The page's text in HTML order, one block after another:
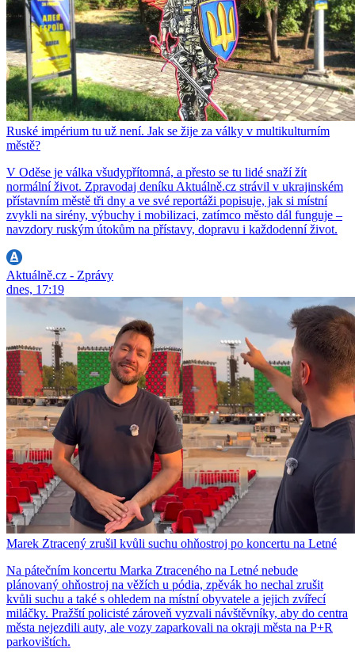
Ruské impérium tu už není. Jak se žije za války v multikulturním
městě?
V Oděse je válka všudypřítomná, a přesto se tu lidé snaží žít
normální život. Zpravodaj deníku Aktuálně.cz strávil v ukrajinském
přístavním městě tři dny a ve své reportáži popisuje, jak si místní
zvykli na sirény, výbuchy i mobilizaci, zatímco město dál funguje –
navzdory ruským útokům na přístavy, dopravu i každodenní život.
Aktuálně.cz - Zprávy
dnes, 17:19
Marek Ztracený zrušil kvůli suchu ohňostroj po koncertu na Letné
Na pátečním koncertu Marka Ztraceného na Letné nebude
plánovaný ohňostroj na věžích u pódia, zpěvák ho nechal zrušit
kvůli suchu a také s ohledem na místní obyvatele a jejich zvířecí
miláčky. Pražští policisté zároveň vyzvali návštěvníky, aby do centra
města nejezdili auty, ale vozy zaparkovali na okraji města na P+R
parkovištích.